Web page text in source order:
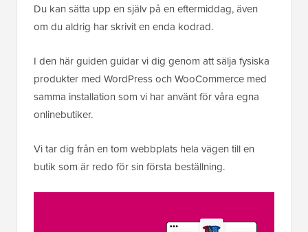
Du kan sätta upp en själv på en eftermiddag, även
om du aldrig har skrivit en enda kodrad.
I den här guiden guidar vi dig genom att sälja fysiska
produkter med WordPress och WooCommerce med
samma installation som vi har använt för våra egna
onlinebutiker.
Vi tar dig från en tom webbplats hela vägen till en
butik som är redo för sin första beställning.